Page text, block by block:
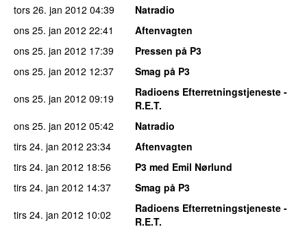
tors 26. jan 2012 04:39
Natradio
ons 25. jan 2012 22:41
Aftenvagten
ons 25. jan 2012 17:39
Pressen på P3
ons 25. jan 2012 12:37
Smag på P3
ons 25. jan 2012 09:19
Radioens Efterretningstjeneste -
R.E.T.
ons 25. jan 2012 05:42
Natradio
tirs 24. jan 2012 23:34
Aftenvagten
tirs 24. jan 2012 18:56
P3 med Emil Nørlund
tirs 24. jan 2012 14:37
Smag på P3
tirs 24. jan 2012 10:02
Radioens Efterretningstjeneste -
R.E.T.